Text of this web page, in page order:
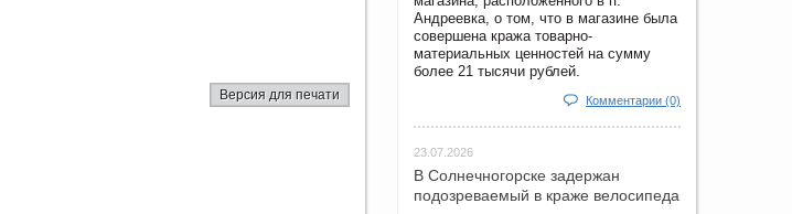
Версия для печати
Андреевка, о том, что в магазине была
совершена кража товарно-
материальных ценностей на сумму
более 21 тысячи рублей.
Комментарии (0)
23.07.2026
В Солнечногорске задержан
подозреваемый в краже велосипеда